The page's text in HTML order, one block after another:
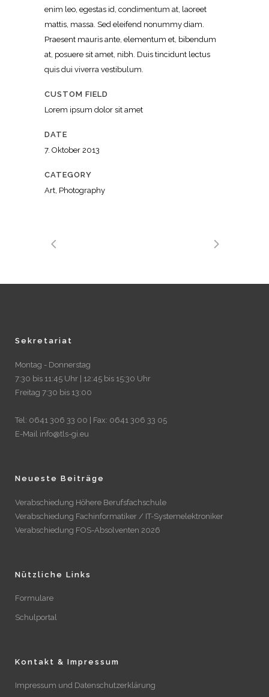
enim leo, egestas id, condimentum at, laoreet
mattis, massa. Sed eleifend nonummy diam.
Praesent mauris ante, elementum et, bibendum
at, posuere sit amet, nibh. Duis tincidunt lectus
quis dui viverra vestibulum.
CUSTOM FIELD
Lorem ipsum dolor sit amet
DATE
7. Oktober 2013
CATEGORY
Art, Photography
Sekretariat
Montag - Donnerstag
7:30 bis 11:45 Uhr | 12:45 bis 15:30 Uhr
Freitag 7:30 bis 13:00
Tel: 0641 306 33 00 | Fax: 0641 306 33 05
E-Mail info@tls-gi.eu
Neueste Beiträge
Verabschiedung Höhere Berufsfachschule
Verabschiedung Fachinformatiker / IT-Systemelektroniker
Verabschiedung FOS-Absolventen 2026
Nützliche Links
Formulare
Schulportal
Kontakt & Impressum
Impressum und Datenschutzerklärung